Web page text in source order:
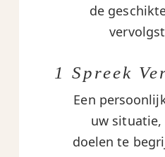
de
1 Spreek
Een
uw situatie,
doelen te